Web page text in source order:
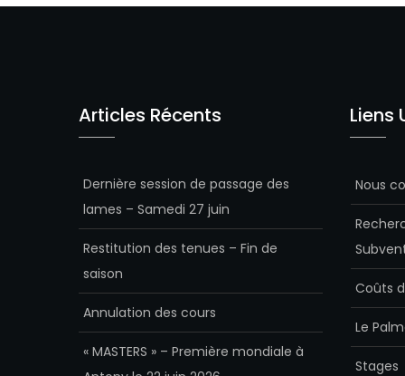
Articles Récents
Dernière session de passage des
lames – Samedi 27 juin
Restitution des tenues – Fin de
saison
Annulation des cours
« MASTERS » – Première mondiale à
Liens
Nous
Coûts
Le
Stages